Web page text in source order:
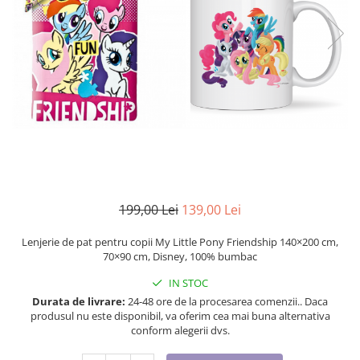
Cadouri barbati
Seturi cadou barbati
Seturi cadou barbati portofel si curea
Ceasuri pentru EL
Cadouri craciun barbati
Cadouri copii 1 an
Cadouri craciun copii
Sticlă pentru apa Personalizată
Sepci personalizate
Etichete scolare
Sepci personalizate
Bannere personalizate scoli si gradinite
Caserole personalizate sandwich
Saculeti personalizati
199,00 Lei 139,00 Lei
Lenjerie de pat pentru copii My Little Pony Friendship 140×200 cm,
70×90 cm, Disney, 100% bumbac
IN STOC
Durata de livrare: 24-48 ore de la procesarea comenzii.. Daca
produsul nu este disponibil, va oferim cea mai buna alternativa
conform alegerii dvs.